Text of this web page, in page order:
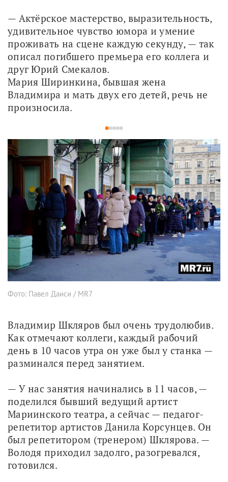
— Актёрское мастерство, выразительность,
удивительное чувство юмора и умение
проживать на сцене каждую секунду, — так
описал погибшего премьера его коллега и
друг Юрий Смекалов.
Мария Ширинкина, бывшая жена
Владимира и мать двух его детей, речь не
произносила.
12345
Фото: Павел Даиси / MR7
Владимир Шкляров был очень трудолюбив.
Как отмечают коллеги, каждый рабочий
день в 10 часов утра он уже был у станка —
разминался перед занятием.
— У нас занятия начинались в 11 часов, —
поделился бывший ведущий артист
Мариинского театра, а сейчас — педагог-
репетитор артистов Данила Корсунцев. Он
был репетитором (тренером) Шклярова. —
Володя приходил задолго, разогревался,
готовился.